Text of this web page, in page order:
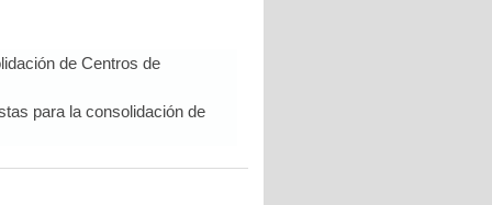
de Centros de
para la consolidación de